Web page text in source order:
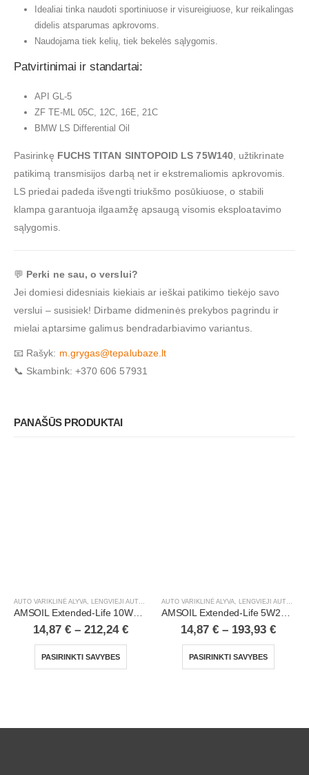
Idealiai tinka naudoti sportiniuose ir visureigiuose, kur reikalingas
didelis atsparumas apkrovoms.
Naudojama tiek kelių, tiek bekelės sąlygomis.
Patvirtinimai ir standartai:
API GL-5
ZF TE-ML 05C, 12C, 16E, 21C
BMW LS Differential Oil
Pasirinkę FUCHS TITAN SINTOPOID LS 75W140, užtikrinate
patikimą transmisijos darbą net ir ekstremaliomis apkrovomis.
LS priedai padeda išvengti triukšmo posūkiuose, o stabili
klampa garantuoja ilgaamžę apsaugą visomis eksploatavimo
sąlygomis.
💬 Perki ne sau, o verslui?
Jei domiesi didesniais kiekiais ar ieškai patikimo tiekėjo savo
verslui – susisiek! Dirbame didmeninės prekybos pagrindu ir
mielai aptarsime galimus bendradarbiavimo variantus.
📧 Rašyk: m.grygas@tepalubaze.lt
📞 Skambink: +370 606 57931
PANAŠŪS PRODUKTAI
AUTO VARIKLINĖ ALYVA, LENGVIEJI AUTOMOBILIAI
AMSOIL Extended-Life 10W40 100% Synthetic Motor Oil
14,87 € – 212,24 €
PASIRINKTI SAVYBES
AUTO VARIKLINĖ ALYVA, LENGVIEJI AUTOMOBILIAI
AMSOIL Extended-Life 5W20 100% Synthetic Motor Oil
14,87 € – 193,93 €
PASIRINKTI SAVYBES